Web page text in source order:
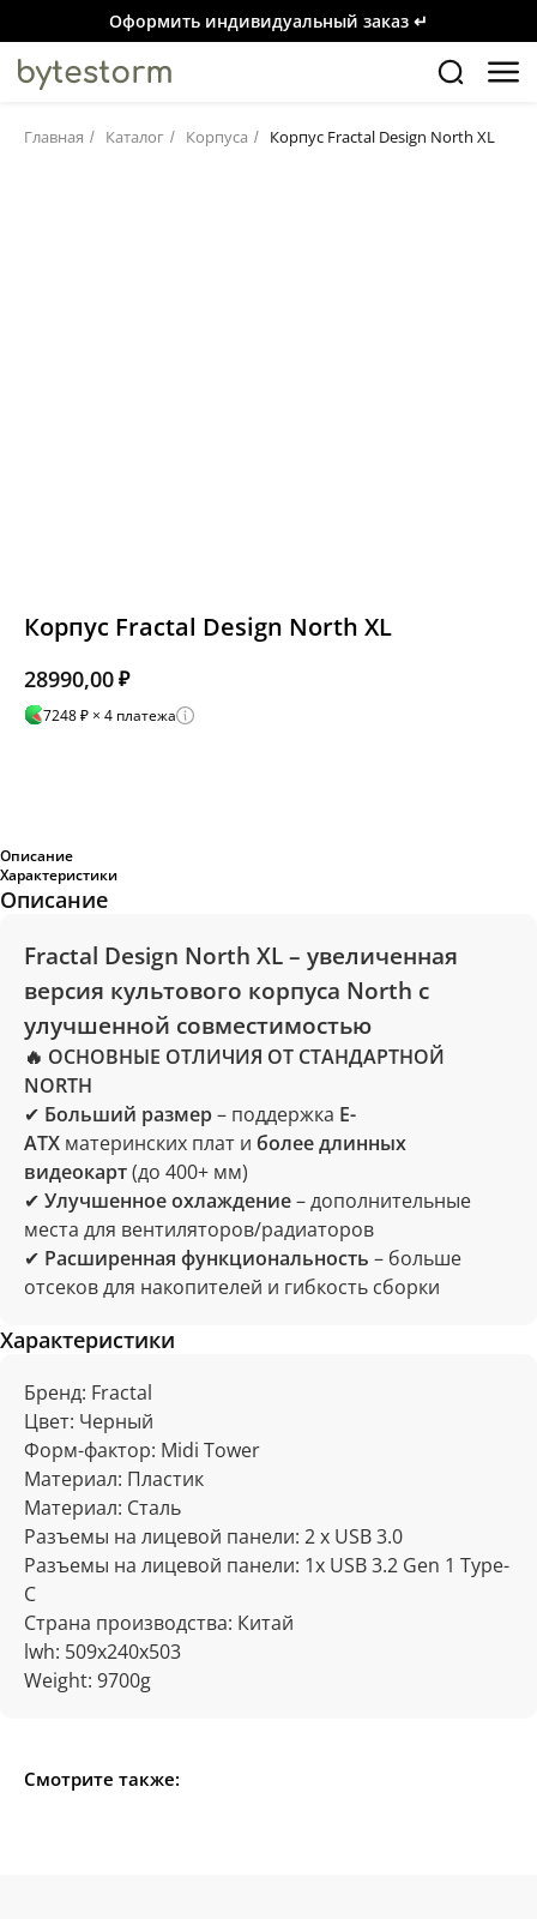
Оформить индивидуальный заказ ↵
Главная / Каталог / Корпуса / Корпус Fractal Design North XL
Корпус Fractal Design North XL
28990,00₽
7248 ₽ × 4 платежа
Описание
Характеристики
Описание
Fractal Design North XL – увеличенная
версия культового корпуса North с
улучшенной совместимостью
🔥 ОСНОВНЫЕ ОТЛИЧИЯ ОТ СТАНДАРТНОЙ
NORTH
✔ Больший размер– поддержка E-
ATX материнских плат и более длинных
видеокарт(до 400+ мм)
✔ Улучшенное охлаждение– дополнительные
места для вентиляторов/радиаторов
✔ Расширенная функциональность – больше
отсеков для накопителей и гибкость сборки
Характеристики
Бренд: Fractal
Цвет: Черный
Форм-фактор: Midi Tower
Материал: Пластик
Материал: Сталь
Разъемы на лицевой панели: 2 x USB 3.0
Разъемы на лицевой панели: 1x USB 3.2 Gen 1 Type-
C
Страна производства: Китай
lwh: 509x240x503
Weight: 9700g
Смотрите также:
Отзывы